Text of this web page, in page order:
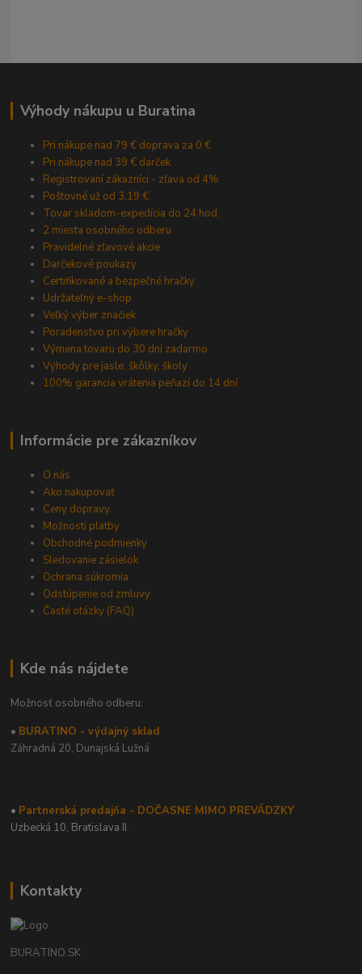
Výhody nákupu u Buratina
Pri nákupe nad 79 € doprava za 0 €
Pri nákupe nad 39 € darček
Registrovaní zákazníci - zľava od 4%
Poštovné už od 3,19 €
Tovar skladom-expedícia do 24 hod.
2 miesta osobného odberu
Pravidelné zľavové akcie
Darčekové poukazy
Certifikované a bezpečné hračky
Udržateľný e-shop
Veľký výber značiek
Poradenstvo pri výbere hračky
Výmena tovaru do 30 dní zadarmo
Výhody pre jasle, škôlky, školy
100% garancia vrátenia peňazí do 14 dní
Informácie pre zákazníkov
O nás
Ako nakupovať
Ceny dopravy
Možnosti platby
Obchodné podmienky
Sledovanie zásielok
Ochrana súkromia
Odstúpenie od zmluvy
Časté otázky (FAQ)
Kde nás nájdete
Možnosť osobného odberu:
• BURATINO - výdajný sklad
Záhradná 20, Dunajská Lužná
• Partnerská predajňa - DOČASNE MIMO PREVÁDZKY
Uzbecká 10, Bratislava II.
Kontakty
BURATINO.SK